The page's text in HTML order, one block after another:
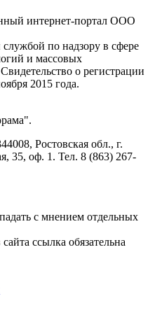
интернет-портал ООО
по надзору в сфере
и массовых
о регистрации
2015 года.
Ростовская обл., г.
35, оф. 1. Тел. 8 (863) 267-
с мнением отдельных
ссылка обязательна